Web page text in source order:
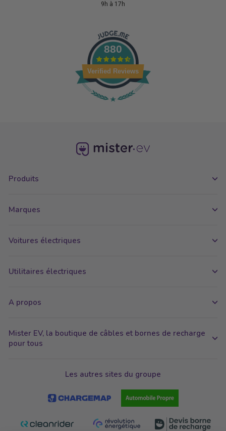
9h à 17h
880
Verified Reviews
Produits
Marques
Voitures électriques
Utilitaires électriques
A propos
Mister EV, la boutique de câbles et bornes de recharge
pour tous
Les autres sites du groupe